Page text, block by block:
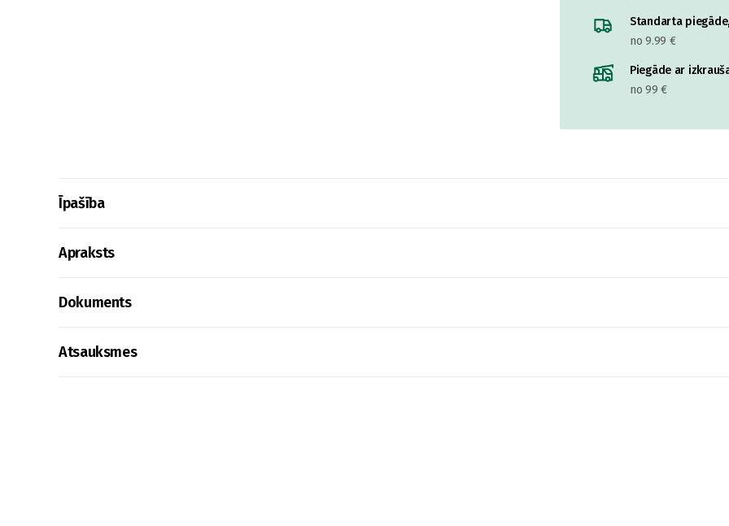
Standarta
no 9.99 €
Piegāde ar
no 99 €
Īpašība
Apraksts
Dokuments
Atsauksmes